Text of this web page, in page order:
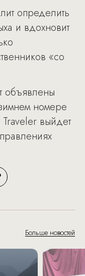
определить
и вдохновит
«со
объявлены
номере
выйдет
Больше новостей